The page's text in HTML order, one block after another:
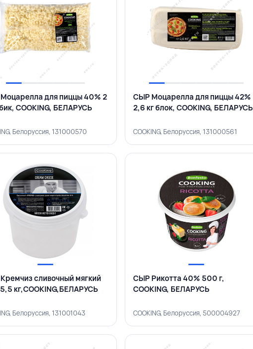
для пиццы 40% 2
COOKING, БЕЛАРУСЬ
Белоруссия, 131000570
СЫР Моцарелла для пиццы 42%
2,6 кг блок, COOKING, БЕЛАРУСЬ
COOKING, Белоруссия, 131000561
сливочный мягкий
кг,COOKING,БЕЛАРУСЬ
Белоруссия, 131001043
СЫР Рикотта 40% 500 г,
COOKING, БЕЛАРУСЬ
COOKING, Белоруссия, 500004927